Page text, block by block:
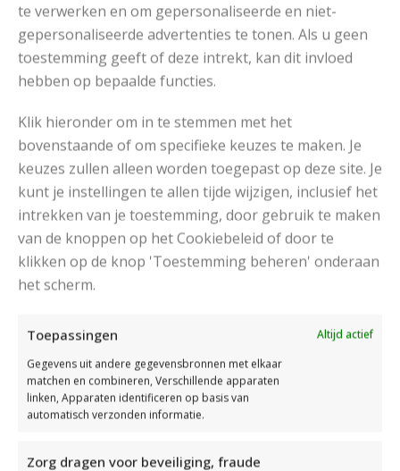
te verwerken en om gepersonaliseerde en niet-
gepersonaliseerde advertenties te tonen. Als u geen
toestemming geeft of deze intrekt, kan dit invloed
hebben op bepaalde functies.
Klik hieronder om in te stemmen met het
bovenstaande of om specifieke keuzes te maken. Je
keuzes zullen alleen worden toegepast op deze site. Je
kunt je instellingen te allen tijde wijzigen, inclusief het
intrekken van je toestemming, door gebruik te maken
van de knoppen op het Cookiebeleid of door te
klikken op de knop 'Toestemming beheren' onderaan
het scherm.
Toepassingen
Altijd actief
Gegevens uit andere gegevensbronnen met elkaar
matchen en combineren, Verschillende apparaten
linken, Apparaten identificeren op basis van
automatisch verzonden informatie.
Zorg dragen voor beveiliging, fraude
DAMESJAS BREIEN VAN HEERLIJK ZACHT GAREN